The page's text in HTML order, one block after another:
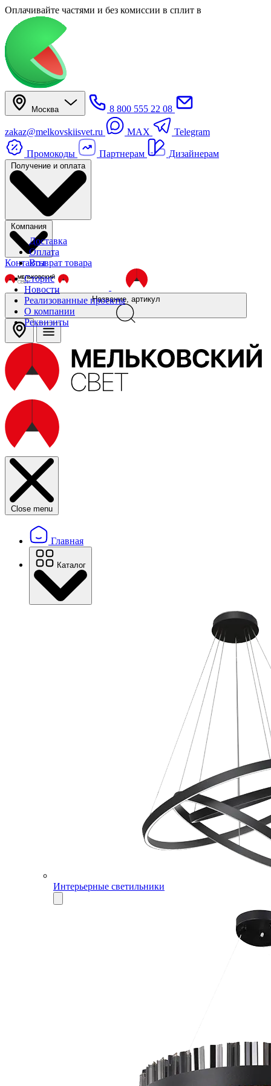
Оплачивайте частями и без комиссии в сплит в
Москва 8 800 555 22 08
zakaz@melkovskiisvet.ru MAX Telegram
Промокоды Партнерам Дизайнерам
Получение и оплата
Доставка
Оплата
Возврат товара
Компания
Сторис
Новости
Реализованные проекты
О компании
Реквизиты
Контакты
Название, артикул
Close menu
Главная
Каталог
Интерьерные светильники